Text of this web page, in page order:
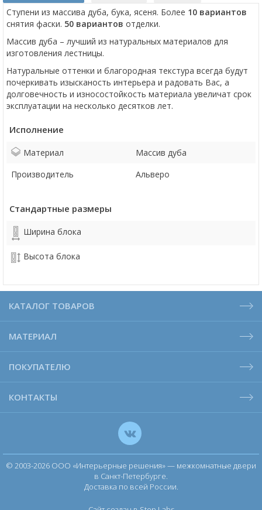
Ступени из массива дуба, бука, ясеня. Более 10 вариантов
снятия фаски. 50 вариантов отделки.
Массив дуба – лучший из натуральных материалов для
изготовления лестницы.
Натуральные оттенки и благородная текстура всегда будут
почеркивать изысканость интерьера и радовать Вас, а
долговечность и износостойкость материала увеличат срок
эксплуатации на несколько десятков лет.
Исполнение
Материал
Массив дуба
Производитель
Альверо
Стандартные размеры
Ширина блока
Высота блока
КАТАЛОГ ТОВАРОВ
МАТЕРИАЛ
ПОКУПАТЕЛЮ
КОНТАКТЫ
© 2003-2026 ООО «Интерьерные решения» — межкомнатные двери
в Санкт-Петербурге.
Доставка по всей России.